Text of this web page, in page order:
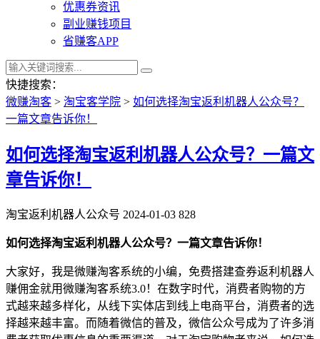
优惠券资讯
副业赚钱项目
省赚客APP
快捷搜索：
微赚淘客 > 淘宝客学院 > 如何选择淘宝返利机器人公众号？
一篇文章告诉你！
如何选择淘宝返利机器人公众号？一篇文
章告诉你！
淘宝返利机器人公众号 2024-01-03 828
如何选择淘宝返利机器人公众号？一篇文章告诉你！
大家好，我是微赚淘客系统的小编，免费搭建查券返利机器人
赚佣金就用微赚淘客系统3.0！在数字时代，消费者购物的方
式越来越多样化，从线下实体店到线上电商平台，消费者的选
择越来越丰富。而随着微信的普及，微信公众号成为了许多消